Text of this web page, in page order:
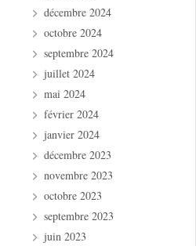
décembre 2024
octobre 2024
septembre 2024
juillet 2024
mai 2024
février 2024
janvier 2024
décembre 2023
novembre 2023
octobre 2023
septembre 2023
juin 2023